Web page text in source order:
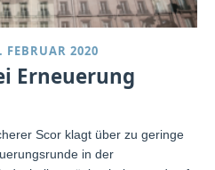
FEBRUAR 2020
Erneuerung
Scor klagt über zu geringe
in der